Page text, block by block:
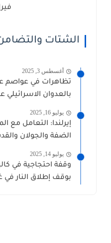
الشتات
أغسطس 3, 2025
تظاهرات في عواصم
بالعدوان الاسرائيلي
يوليو 16, 2025
إيرلندا: التعامل مع
الضفة والجولان
يوليو 14, 2025
وقفة احتجاجية في
بوقف إطلاق النار في